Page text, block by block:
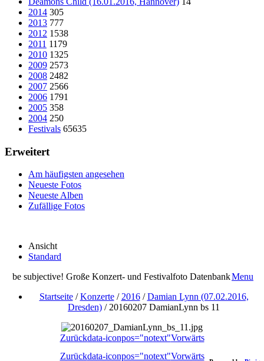
2014 305
2013 777
2012 1538
2011 1179
2010 1325
2009 2573
2008 2482
2007 2566
2006 1791
2005 358
2004 250
Festivals 65635
Erweitert
Am häufigsten angesehen
Neueste Fotos
Neueste Alben
Zufällige Fotos
Ansicht
Standard
be subjective! Große Konzert- und Festivalfoto DatenbankMenu
Startseite/Konzerte/ 2016/Damian Lynn (07.02.2016,
Dresden) / 20160207 DamianLynn bs 11
Zurückdata-iconpos="notext"Vorwärts
Zurückdata-iconpos="notext"Vorwärts